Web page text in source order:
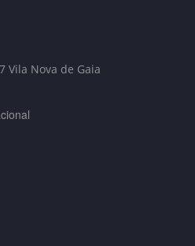
Vila Nova de Gaia